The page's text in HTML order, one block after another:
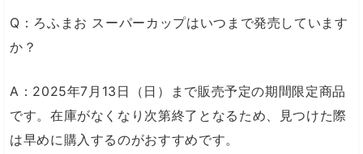
Q：ろふまお スーパーカップはいつまで発売しています
か？
A：2025年7月13日（日）まで販売予定の期間限定商品
です。在庫がなくなり次第終了となるため、見つけた際
は早めに購入するのがおすすめです。